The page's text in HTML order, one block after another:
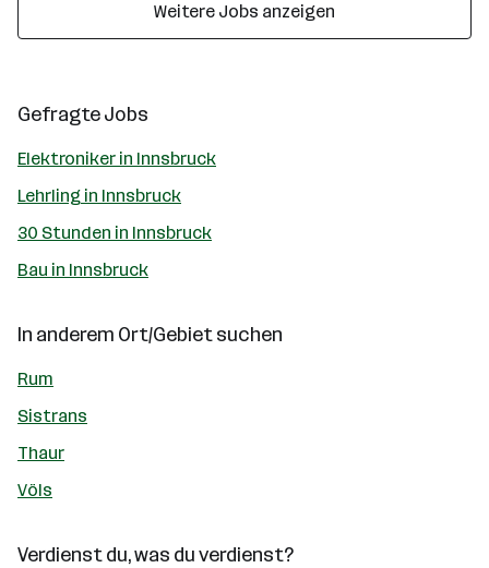
Weitere Jobs anzeigen
Gefragte Jobs
Elektroniker in Innsbruck
Lehrling in Innsbruck
30 Stunden in Innsbruck
Bau in Innsbruck
In anderem Ort/Gebiet suchen
Rum
Sistrans
Thaur
Völs
Verdienst du, was du verdienst?